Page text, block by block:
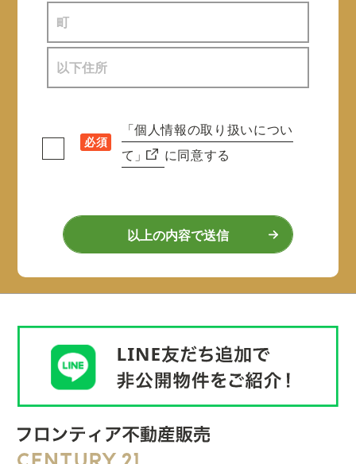
必須
「個人情報の取り扱いについ
て」
に同意する
以上の内容で送信